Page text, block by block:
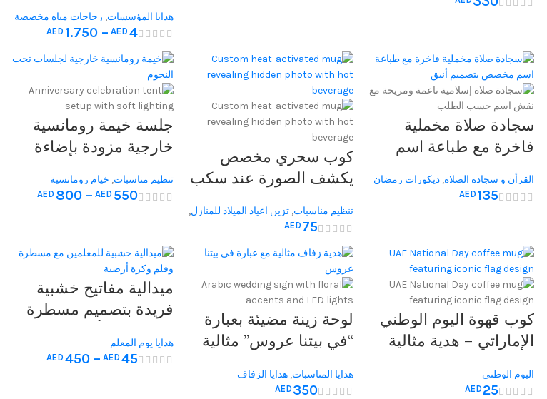
المخصصة مثالية كهدايا
هدايا المؤسسات, زجاجات مياه مخصصة
AED 4
–
AED 1.750
سجادة صلاة مخملية
فاخرة مع طباعة اسم
ومريح، مثالية لرمضان
القرأن و سجادة الصلاة, ديكورات رمضان
AED 135
كوب سحري مخصص
يكشف الصورة عند سكب
مصنوع من السيراميك
الحراري، هدية مثالية
للمناسبات العائلية وأعياد
الميلاد
تنظيم مناسبات, تزين اعياد الميلاد للمنازل,
جداريات القهوه,هدايا المناسبات
الذكرى السنوية,هدية له ,هدية لها
AED 75
جلسة خيمة رومانسية
خارجية مزودة بإضاءة
بالأعراس والمناسبات
تنظيم مناسبات, خيام رومانسية
AED 550
–
AED 800
كوب قهوة اليوم الوطني
الإماراتي – هدية مثالية
اليوم الوطني
AED 25
لوحة زينة مضيئة بعبارة
“في بيتنا عروس” مثالية
والمناسبات المنزلية.
هدايا المناسبات, هدايا الزفاف
AED 350
ميدالية مفاتيح خشبية
فريدة بتصميم مسطرة
مثالية لتقدير المعلمين
هدايا يوم المعلم
AED 45
–
AED 450